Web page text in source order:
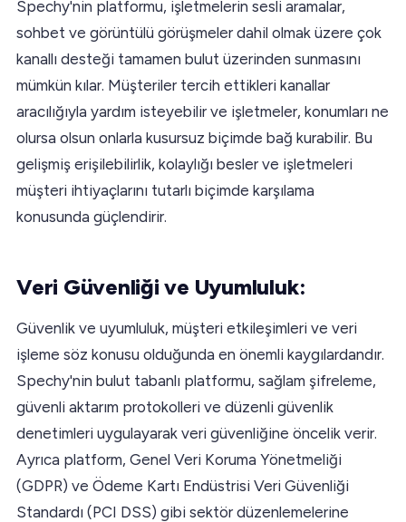
Spechy'nin platformu, işletmelerin sesli aramalar,
sohbet ve görüntülü görüşmeler dahil olmak üzere çok
kanallı desteği tamamen bulut üzerinden sunmasını
mümkün kılar. Müşteriler tercih ettikleri kanallar
aracılığıyla yardım isteyebilir ve işletmeler, konumları ne
olursa olsun onlarla kusursuz biçimde bağ kurabilir. Bu
gelişmiş erişilebilirlik, kolaylığı besler ve işletmeleri
müşteri ihtiyaçlarını tutarlı biçimde karşılama
konusunda güçlendirir.
Veri Güvenliği ve Uyumluluk:
Güvenlik ve uyumluluk, müşteri etkileşimleri ve veri
işleme söz konusu olduğunda en önemli kaygılardandır.
Spechy'nin bulut tabanlı platformu, sağlam şifreleme,
güvenli aktarım protokolleri ve düzenli güvenlik
denetimleri uygulayarak veri güvenliğine öncelik verir.
Ayrıca platform, Genel Veri Koruma Yönetmeliği
(GDPR) ve Ödeme Kartı Endüstrisi Veri Güvenliği
Standardı (PCI DSS) gibi sektör düzenlemelerine